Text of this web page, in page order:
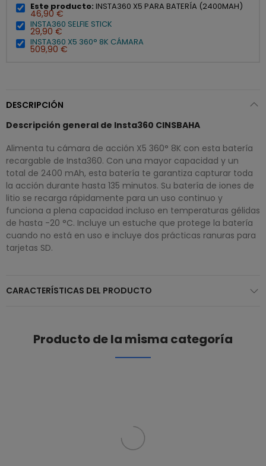
Este producto: INSTA360 X5 PARA BATERÍA (2400MAH)
46,90 €
INSTA360 SELFIE STICK
29,90 €
INSTA360 X5 360° 8K CÁMARA
509,90 €
DESCRIPCIÓN
Descripción general de Insta360 CINSBAHA
Alimenta tu cámara de acción X5 360° 8K con esta batería
recargable de Insta360. Con una mayor capacidad y un
total de 2400 mAh, esta batería te garantiza capturar toda
la acción durante hasta 135 minutos. Su batería de iones de
litio se recarga rápidamente para un uso continuo y
funciona a plena capacidad incluso en temperaturas gélidas
de hasta -20 °C. Incluye un estuche que protege la batería
cuando no está en uso e incluye dos prácticas ranuras para
tarjetas SD.
CARACTERÍSTICAS DEL PRODUCTO
Producto de la misma categoría